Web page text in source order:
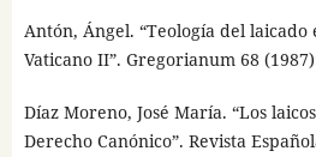
Antón, Ángel. “Teología del laicado
Vaticano II”. Gregorianum 68
Díaz Moreno, José María. “Los
Derecho Canónico”. Revista